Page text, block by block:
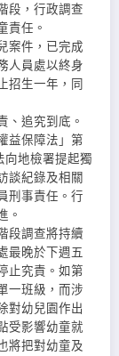
段，行政調查
責任。
案件，已完成
人員處以終身
招生一年，同
、追究到底。
益保障法」第
向地檢署提起獨
談紀錄及相關
刑事責任。行
。
段調查將持續
最晚於下週五
止究責。如第
一班級，而涉
對幼兒園作出
受影響幼童就
將把對幼童及